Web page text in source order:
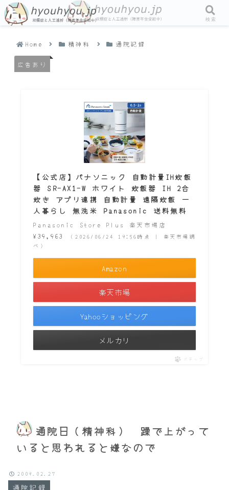
Home 精神科 通院記録
広告あり
通院日（精神科） 躁で上がって
いると思われると嫌なので
通院記録
2009.02.27
【公式店】パナソニック 自動計量IH炊飯
器 SR-AX1-W ホワイト 炊飯器 IH 2合
炊き アプリ連携 自動計量 遠隔炊飯 一
人暮らし 無洗米 Panasonic 送料無料
Panasonic Store Plus 楽天市場店
¥39,963
（2026/06/24 19:56時点 | 楽天市場調
べ）
Amazon
楽天市場
Yahooショッピング
メルカリ
ポチップ
メニュー 検索